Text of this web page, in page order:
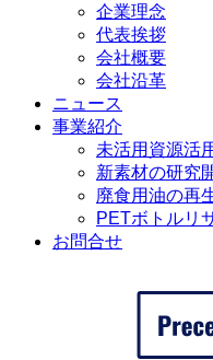
企業理念
代表挨拶
会社概要
会社沿革
ニュース
事業紹介
未活用資源活
新素材の研究
廃食用油の再
PETボトルリ
お問合せ